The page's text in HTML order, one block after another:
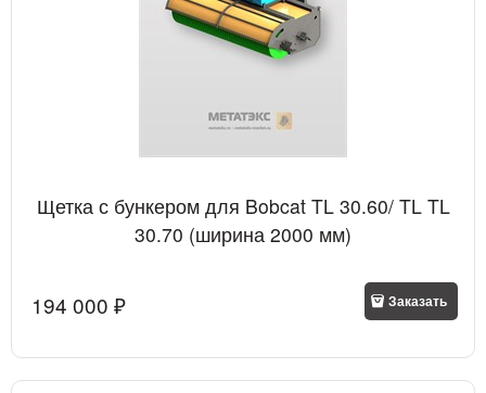
Щетка с бункером для Bobcat TL 30.60/ TL TL
30.70 (ширина 2000 мм)
194 000 ₽ Заказать